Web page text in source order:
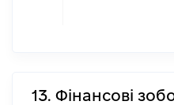
13. Фінансові